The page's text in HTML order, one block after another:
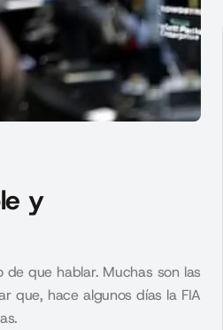
y
que hablar. Muchas son las
que, hace algunos días la FIA